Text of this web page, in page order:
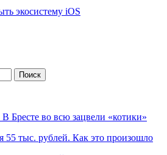
экосистему iOS
Бресте во всю зацвели «котики»
тыс. рублей. Как это произошло